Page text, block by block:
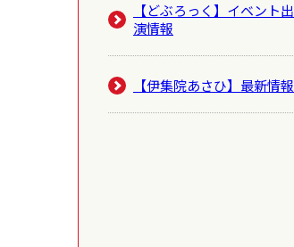
【どぶろっく】イベント出
演情報
【伊集院あさひ】最新情報